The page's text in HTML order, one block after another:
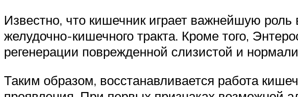
Известно, что кишечник играет важнейшую
желудочно-кишечного тракта. Кроме того,
регенерации поврежденной слизистой и
Таким образом, восстанавливается работа